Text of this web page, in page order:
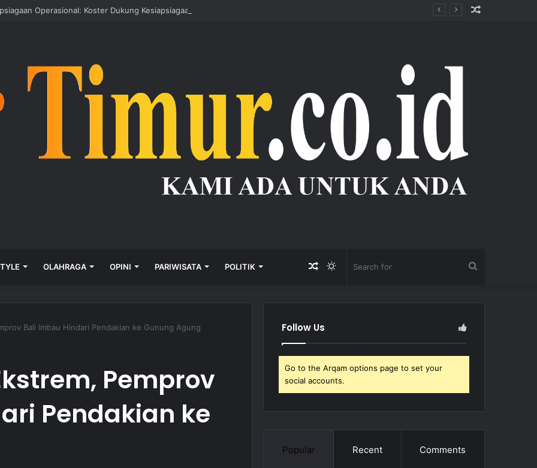
Operasional: Koster Dukung Kesiapsiagaan Bencana
OLAHRAGA OPINI PARIWISATA POLITIK Switch
Random
Bali Imbau Hindari Pendakian ke Gunung Agung
Pemprov
Pendakian ke
Follow Us
Go to the Arqam options page to set your
social accounts.
Popular Recent Comments